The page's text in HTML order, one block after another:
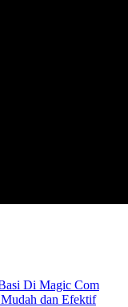
Di Magic Com
dan Efektif